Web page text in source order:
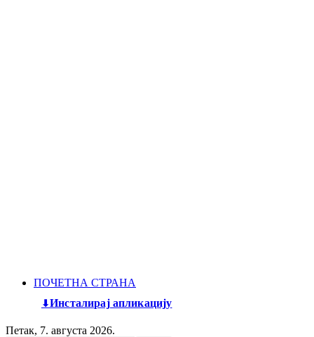
ПОЧЕТНА СТРАНА
Инсталирај апликацију
Петак, 7. августа 2026.